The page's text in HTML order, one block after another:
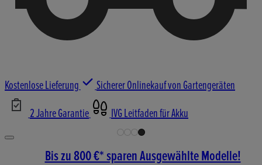
Kostenlose Lieferung
Sicherer Onlinekauf von Gartengeräten
2 Jahre Garantie
IVG Leitfaden für Akku
Bis zu 800 €* sparen Ausgewählte Modelle!